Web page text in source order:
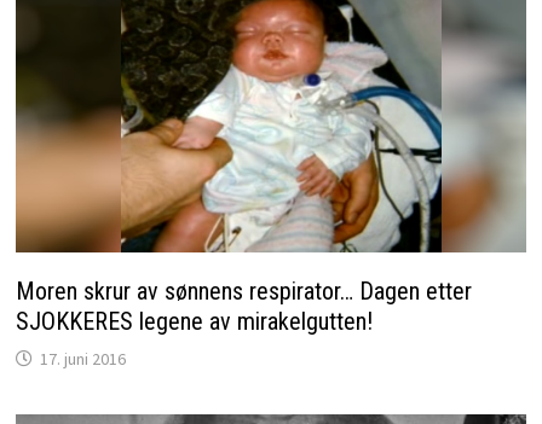
Moren skrur av sønnens respirator… Dagen etter
SJOKKERES legene av mirakelgutten!
17. juni 2016